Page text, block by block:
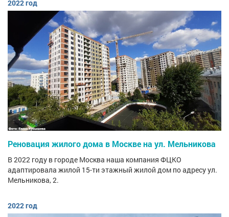
2022 год
Реновация жилого дома в Москве на ул. Мельникова
В 2022 году в городе Москва наша компания ФЦКО
адаптировала жилой 15-ти этажный жилой дом по адресу ул.
Мельникова, 2.
2022 год